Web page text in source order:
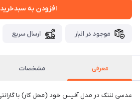
افزودن به سبدخرید
موجود در انبار ارسال سریع
معرفی مشخصات